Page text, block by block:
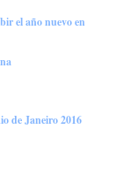
el año nuevo en
de Janeiro 2016